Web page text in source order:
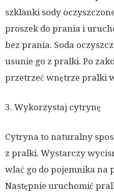
szklanki sody
proszek do prania i
bez prania. Soda
usunie go z pralki. Po
przetrzeć wnętrze pralki
3. Wykorzystaj cytrynę
Cytryna to naturalny
z pralki. Wystarczy
wlać go do pojemnika na
Następnie uruchomić